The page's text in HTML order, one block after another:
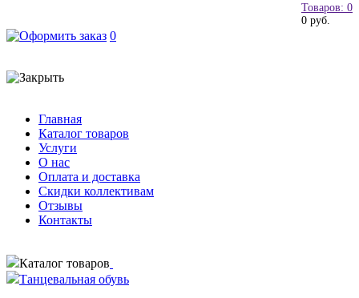
Товаров: 0
0 руб.
0
Главная
Каталог товаров
Услуги
О нас
Оплата и доставка
Скидки коллективам
Отзывы
Контакты
Каталог товаров
Танцевальная обувь